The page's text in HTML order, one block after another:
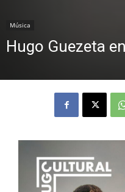
Música
Hugo Guezeta